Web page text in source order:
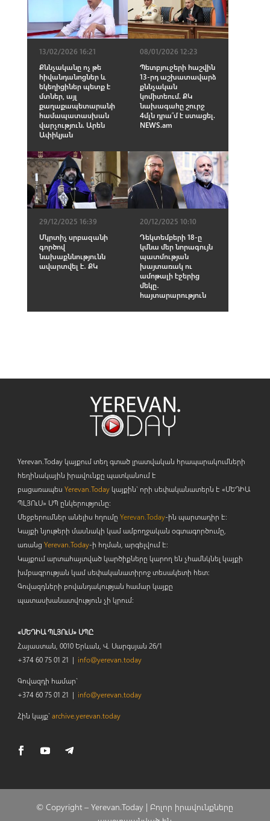
13/02/2026 16:21
Քննչականը ոչ թե
հիվանդանոցներ և
եկեղիցիներ պետք է
մտներ, այլ
քաղաքապետարանի
համապատասխան
վարչություն. Արեն
Ափիկյան
08/01/2026 12:23
Պետբյուջերի հաշվին
13-րդ աշխատավարձ
քննչական
կոմիտեում. ՔԿ
նախագահը շուրջ
4մլն դրա՞մ է ստացել.
NEWS.am
29/12/2025 16:39
Մկրտիչ սրբազանի
գործով
նախաքննությունն
ավարտվել է․ ՔԿ
20/12/2025 10:10
Դեկտեմբերի 18-ը
կմնա մեր նորագույն
պատմության
խայտառակ ու
ամոթալի էջերից
մեկը․
հայտարարություն
Yerevan.Today կայքում տեղ գտած լրատվական հրապարակումների
հեղինակային իրավունքը պատկանում է
բացառապես Yerevan.Todayկայքին` որի սեփականատերն է «ՄԵԴԻԱ
ՊԼՅՈւՍ» ՍՊ ընկերությունը։
Մեջբերումներ անելիս հղումը Yerevan.Today-ին պարտադիր է:
Կայքի նյութերի մասնակի կամ ամբողջական օգտագործումը,
առանց Yerevan.Today-ի հղման, արգելվում է:
Կայքում արտահայտված կարծիքները կարող են չհամնկնել կայքի
խմբագրության կամ սեփականատիրոջ տեսակետի հետ:
Գովազդների բովանդակության համար կայքը
պատասխանատվություն չի կրում:
«ՄԵԴԻԱ ՊԼՅՈւՍ» ՍՊԸ
Հայաստան, 0010 Երևան, Վ. Սարգսյան 26/1
+374 60 75 01 21 | info@yerevan.today
Գովազդի համար`
+374 60 75 01 21 | info@yerevan.today
Հին կայք`archive.yerevan.today
© Copyright –Yerevan.Today | Բոլոր իրավունքները